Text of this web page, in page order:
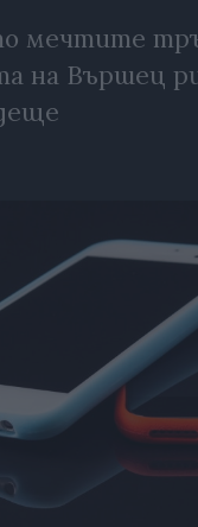
мечтите
на Вършец